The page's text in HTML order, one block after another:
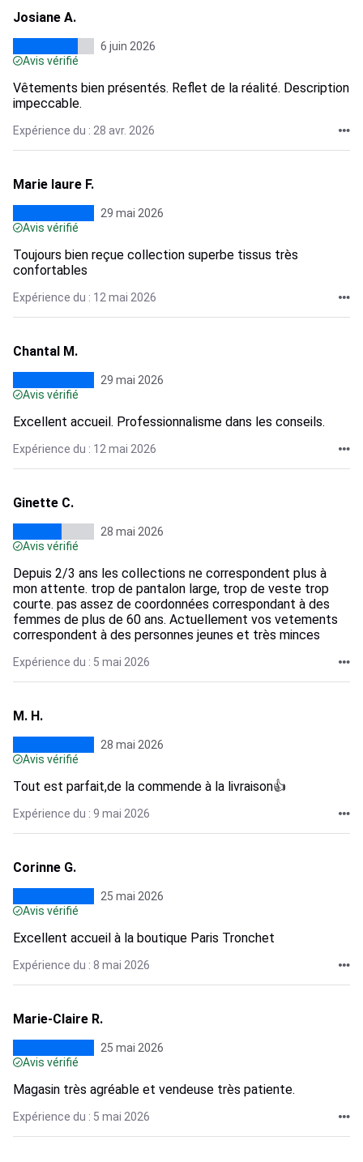
Josiane A.
6 juin 2026
Avis vérifié
Vêtements bien présentés. Reflet de la réalité. Description
impeccable.
Expérience du : 28 avr. 2026
Marie laure F.
29 mai 2026
Avis vérifié
Toujours bien reçue collection superbe tissus très
confortables
Expérience du : 12 mai 2026
Chantal M.
29 mai 2026
Avis vérifié
Excellent accueil. Professionnalisme dans les conseils.
Expérience du : 12 mai 2026
Ginette C.
28 mai 2026
Avis vérifié
Depuis 2/3 ans les collections ne correspondent plus à
mon attente. trop de pantalon large, trop de veste trop
courte. pas assez de coordonnées correspondant à des
femmes de plus de 60 ans. Actuellement vos vetements
correspondent à des personnes jeunes et très minces
Expérience du : 5 mai 2026
M. H.
28 mai 2026
Avis vérifié
Tout est parfait,de la commende à la livraison👍
Expérience du : 9 mai 2026
Corinne G.
25 mai 2026
Avis vérifié
Excellent accueil à la boutique Paris Tronchet
Expérience du : 8 mai 2026
Marie-Claire R.
25 mai 2026
Avis vérifié
Magasin très agréable et vendeuse très patiente.
Expérience du : 5 mai 2026